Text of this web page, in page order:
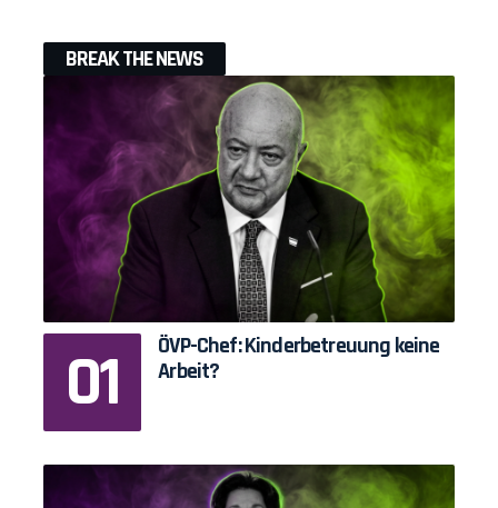
BREAK THE NEWS
ÖVP-Chef: Kinderbetreuung keine
Arbeit?